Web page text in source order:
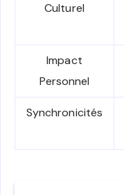
Culturel
Impact
Personnel
Synchronicités